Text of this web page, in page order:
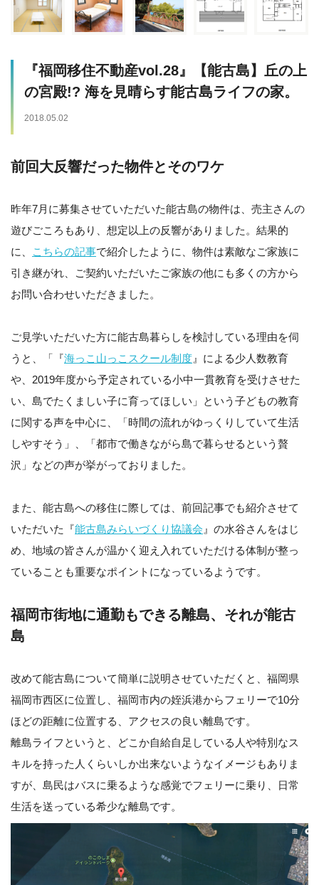
『福岡移住不動産vol.28』【能古島】丘の上
の宮殿!? 海を見晴らす能古島ライフの家。
2018.05.02
前回大反響だった物件とそのワケ
昨年7月に募集させていただいた能古島の物件は、売主さんの
遊びごころもあり、想定以上の反響がありました。結果的
に、
こちらの記事で紹介したように、物件は素敵なご家族に
引き継がれ、ご契約いただいたご家族の他にも多くの方から
お問い合わせいただきました。
ご見学いただいた方に能古島暮らしを検討している理由を伺
うと、「『海っこ山っこスクール制度 』による少人数教育
や、2019年度から予定されている小中一貫教育を受けさせた
い、島でたくましい子に育ってほしい」という子どもの教育
に関する声を中心に、「時間の流れがゆっくりしていて生活
しやすそう」、「都市で働きながら島で暮らせるという贅
沢」などの声が挙がっておりました。
また、能古島への移住に際しては、前回記事でも紹介させて
いただいた『能古島みらいづくり協議会 』の水谷さんをはじ
め、地域の皆さんが温かく迎え入れていただける体制が整っ
ていることも重要なポイントになっているようです。
福岡市街地に通勤もできる離島、それが能古
島
改めて能古島について簡単に説明させていただくと、福岡県
福岡市西区に位置し、福岡市内の姪浜港からフェリーで10分
ほどの距離に位置する、アクセスの良い離島です。
離島ライフというと、どこか自給自足している人や特別なス
キルを持った人くらいしか出来ないようなイメージもありま
すが、島民はバスに乗るような感覚でフェリーに乗り、日常
生活を送っている希少な離島です。